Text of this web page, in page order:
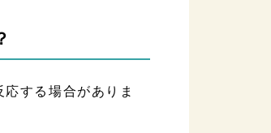
する場合がありま